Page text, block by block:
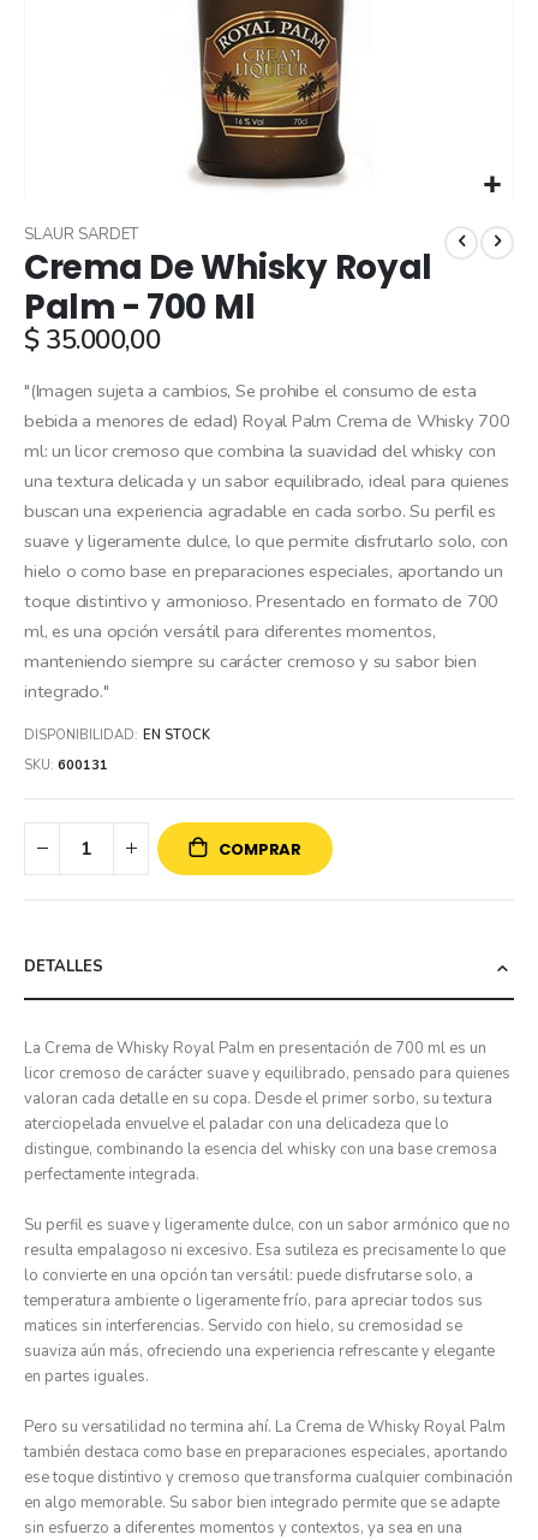
to
the
beginning
of
the
gallery
Crema De Whisky Royal
Palm - 700 Ml
SLAUR SARDET
$ 35.000,00
"(Imagen sujeta a cambios, Se prohibe el consumo de esta
bebida a menores de edad) Royal Palm Crema de Whisky 700
ml: un licor cremoso que combina la suavidad del whisky con
una textura delicada y un sabor equilibrado, ideal para quienes
buscan una experiencia agradable en cada sorbo. Su perfil es
suave y ligeramente dulce, lo que permite disfrutarlo solo, con
hielo o como base en preparaciones especiales, aportando un
toque distintivo y armonioso. Presentado en formato de 700
ml, es una opción versátil para diferentes momentos,
manteniendo siempre su carácter cremoso y su sabor bien
integrado."
DISPONIBILIDAD: EN STOCK
SKU 600131
COMPRAR
DETALLES
La Crema de Whisky Royal Palm en presentación de 700 ml es un
licor cremoso de carácter suave y equilibrado, pensado para quienes
valoran cada detalle en su copa. Desde el primer sorbo, su textura
aterciopelada envuelve el paladar con una delicadeza que lo
distingue, combinando la esencia del whisky con una base cremosa
perfectamente integrada.
Su perfil es suave y ligeramente dulce, con un sabor armónico que no
resulta empalagoso ni excesivo. Esa sutileza es precisamente lo que
lo convierte en una opción tan versátil: puede disfrutarse solo, a
temperatura ambiente o ligeramente frío, para apreciar todos sus
matices sin interferencias. Servido con hielo, su cremosidad se
suaviza aún más, ofreciendo una experiencia refrescante y elegante
en partes iguales.
Pero su versatilidad no termina ahí. La Crema de Whisky Royal Palm
también destaca como base en preparaciones especiales, aportando
ese toque distintivo y cremoso que transforma cualquier combinación
en algo memorable. Su sabor bien integrado permite que se adapte
sin esfuerzo a diferentes momentos y contextos, ya sea en una